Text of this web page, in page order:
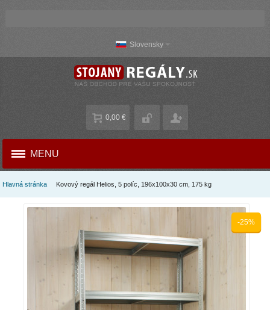
Slovensky
0,00 €
MENU
Hlavná stránka Kovový regál Helios, 5 políc, 196x100x30 cm, 175 kg
-25%